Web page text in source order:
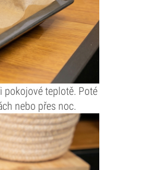
pokojové teplotě. Poté
nebo přes noc.